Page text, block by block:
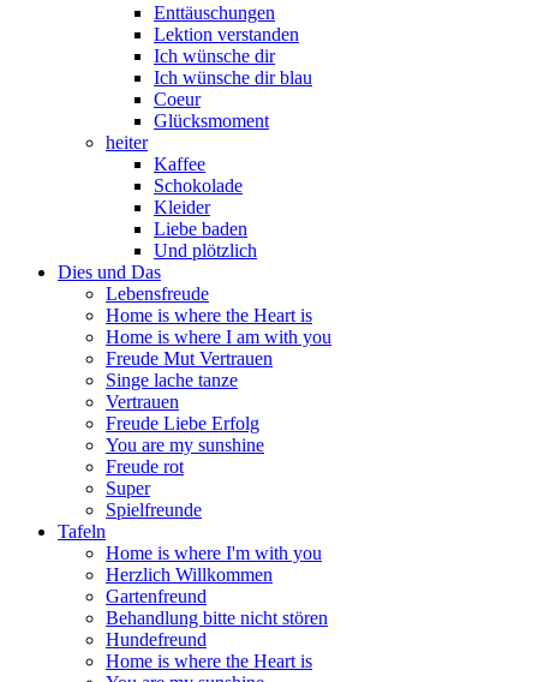
Enttäuschungen
Lektion verstanden
Ich wünsche dir
Ich wünsche dir blau
Coeur
Glücksmoment
heiter
Kaffee
Schokolade
Kleider
Liebe baden
Und plötzlich
Dies und Das
Lebensfreude
Home is where the Heart is
Home is where I am with you
Freude Mut Vertrauen
Singe lache tanze
Vertrauen
Freude Liebe Erfolg
You are my sunshine
Freude rot
Super
Spielfreunde
Tafeln
Home is where I'm with you
Herzlich Willkommen
Gartenfreund
Behandlung bitte nicht stören
Hundefreund
Home is where the Heart is